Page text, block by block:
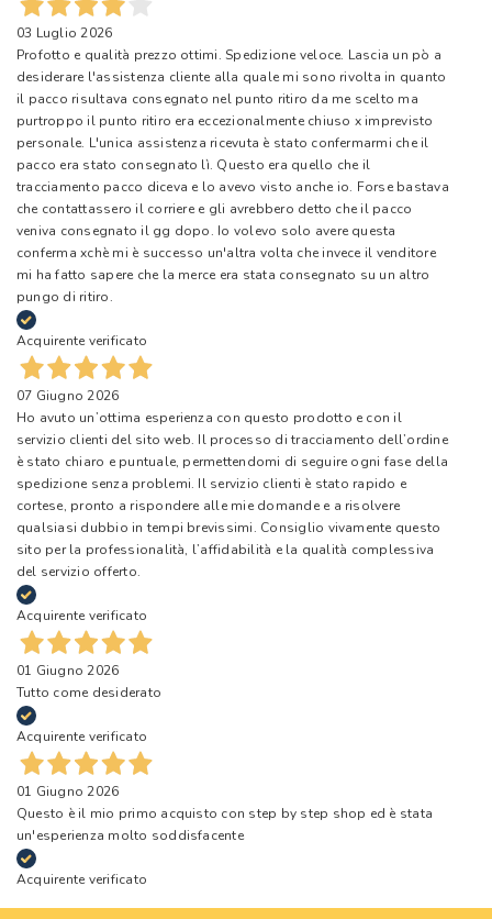
03 Luglio 2026
Profotto e qualità prezzo ottimi. Spedizione veloce. Lascia un pò a
desiderare l'assistenza cliente alla quale mi sono rivolta in quanto
il pacco risultava consegnato nel punto ritiro da me scelto ma
purtroppo il punto ritiro era eccezionalmente chiuso x imprevisto
personale. L'unica assistenza ricevuta è stato confermarmi che il
pacco era stato consegnato lì. Questo era quello che il
tracciamento pacco diceva e lo avevo visto anche io. Forse bastava
che contattassero il corriere e gli avrebbero detto che il pacco
veniva consegnato il gg dopo. Io volevo solo avere questa
conferma xchè mi è successo un'altra volta che invece il venditore
mi ha fatto sapere che la merce era stata consegnato su un altro
pungo di ritiro.
Acquirente verificato
07 Giugno 2026
Ho avuto un’ottima esperienza con questo prodotto e con il
servizio clienti del sito web. Il processo di tracciamento dell’ordine
è stato chiaro e puntuale, permettendomi di seguire ogni fase della
spedizione senza problemi. Il servizio clienti è stato rapido e
cortese, pronto a rispondere alle mie domande e a risolvere
qualsiasi dubbio in tempi brevissimi. Consiglio vivamente questo
sito per la professionalità, l’affidabilità e la qualità complessiva
del servizio offerto.
Acquirente verificato
01 Giugno 2026
Tutto come desiderato
Acquirente verificato
01 Giugno 2026
Questo è il mio primo acquisto con step by step shop ed è stata
un'esperienza molto soddisfacente
Acquirente verificato